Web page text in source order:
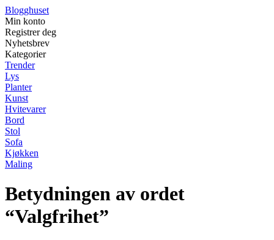
Blogghuset
Min konto
Registrer deg
Nyhetsbrev
Kategorier
Trender
Lys
Planter
Kunst
Hvitevarer
Bord
Stol
Sofa
Kjøkken
Maling
Betydningen av ordet
“Valgfrihet”